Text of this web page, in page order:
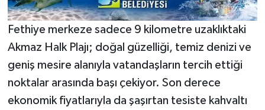
Fethiye merkeze sadece 9 kilometre uzaklıktaki
Akmaz Halk Plajı; doğal güzelliği, temiz denizi ve
geniş mesire alanıyla vatandaşların tercih ettiği
noktalar arasında başı çekiyor. Son derece
ekonomik fiyatlarıyla da şaşırtan tesiste kahvaltı